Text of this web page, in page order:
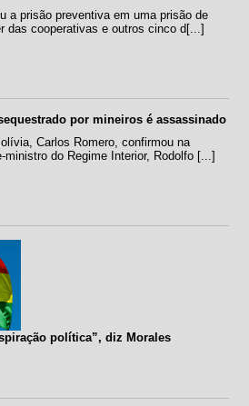
a prisão preventiva em uma prisão de
das cooperativas e outros cinco d[...]
por mineiros é assassinado
Carlos Romero, confirmou na
ministro do Regime Interior, Rodolfo [...]
política”, diz Morales